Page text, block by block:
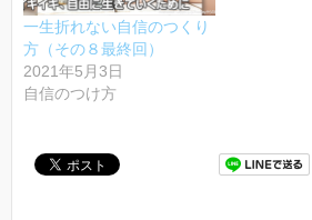
一生折れない自信のつくり
方（その８最終回）
2021年5月3日
自信のつけ方